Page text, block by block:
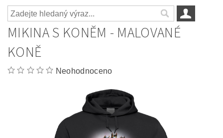
MIKINA S KONĚM - MALOVANÉ
KONĚ
Neohodnoceno